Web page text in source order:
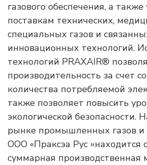
газового обеспечения, а также
поставкам технических,
специальных газов и
инновационных технологий.
технологий PRAXAIR®
производительность за счет
количества потребляемой
также позволяет повысить
экологической безопасности.
рынке промышленных газов и
ООО «Праксэа Рус »находится
суммарная производственная